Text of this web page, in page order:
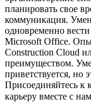
планировать свое
коммуникация.
одновременно вести
Microsoft Office.
Construction Cloud
преимуществом.
приветствуется, но
Присоединяйтесь к
карьеру вместе с